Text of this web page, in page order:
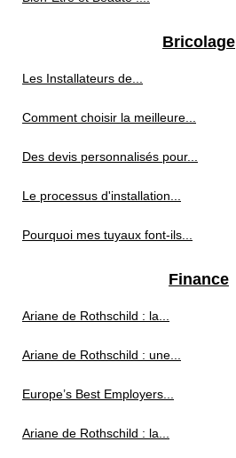
Bricolage
Les Installateurs de...
Comment choisir la meilleure...
Des devis personnalisés pour...
Le processus d'installation...
Pourquoi mes tuyaux font-ils...
Finance
Ariane de Rothschild : la...
Ariane de Rothschild : une...
Europe’s Best Employers...
Ariane de Rothschild : la...